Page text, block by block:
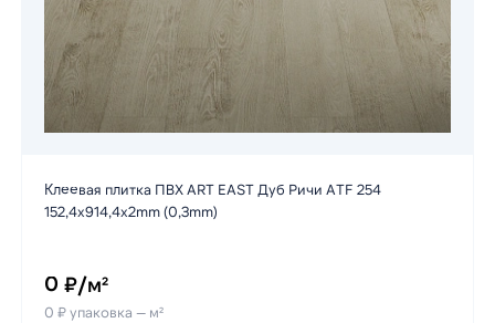
Клеевая плитка ПВХ ART EAST Дуб Ричи ATF 254
152,4х914,4х2mm (0,3mm)
0 ₽/м²
0 ₽ упаковка — м²